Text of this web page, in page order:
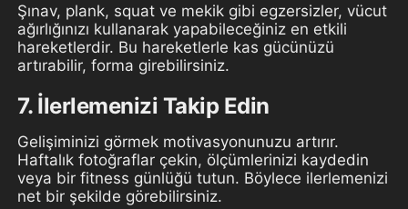
Şınav, plank, squat ve mekik gibi egzersizler, vücut
ağırlığınızı kullanarak yapabileceğiniz en etkili
hareketlerdir. Bu hareketlerle kas gücünüzü
artırabilir, forma girebilirsiniz.
7. İlerlemenizi Takip Edin
Gelişiminizi görmek motivasyonunuzu artırır.
Haftalık fotoğraflar çekin, ölçümlerinizi kaydedin
veya bir fitness günlüğü tutun. Böylece ilerlemenizi
net bir şekilde görebilirsiniz.